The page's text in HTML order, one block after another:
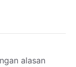
alasan